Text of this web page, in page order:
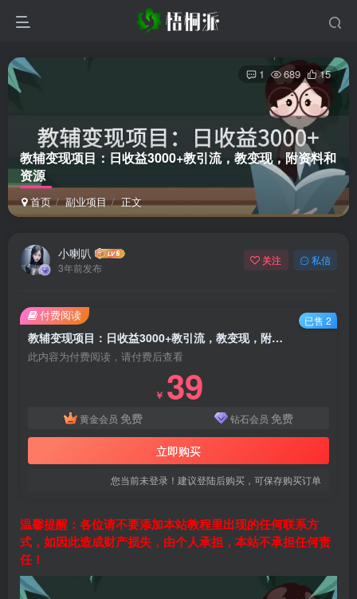
教辅变现项目：日收益3000+教引流，教变现，附资料和
资源
首页 副业项目 正文
1 689 15
小喇叭
3年前发布
关注 私信
教辅变现项目：日收益3000+教引流，教变现，附资料和资源
此内容为付费阅读，请付费后查看
￥ 39
黄金会员 免费 钻石会员 免费
立即购买
您当前未登录！建议登陆后购买，可保存购买订单
付费阅读 已售 2
温馨提醒：各位请不要添加本站教程里出现的任何联系方
式，如因此造成财产损失，由个人承担，本站不承担任何责
任！